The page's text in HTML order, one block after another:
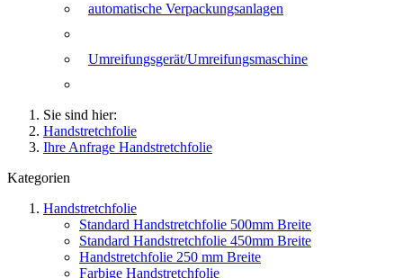
automatische Verpackungsanlagen
Umreifungsgerät/Umreifungsmaschine
Sie sind hier:
Handstretchfolie
Ihre Anfrage Handstretchfolie
Kategorien
Handstretchfolie
Standard Handstretchfolie 500mm Breite
Standard Handstretchfolie 450mm Breite
Handstretchfolie 250 mm Breite
Farbige Handstretchfolie